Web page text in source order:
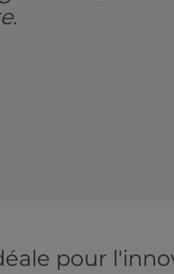
pour